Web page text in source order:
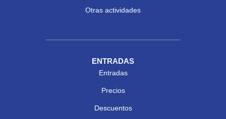
Otras actividades
ENTRADAS
Entradas
Precios
Descuentos